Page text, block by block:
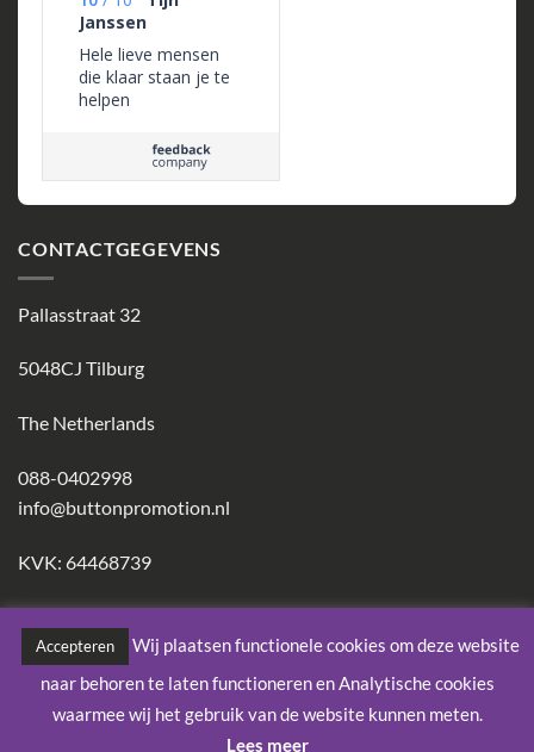
Janssen
Hele lieve mensen
die klaar staan je te
helpen
CONTACTGEGEVENS
Pallasstraat 32
5048CJ Tilburg
The Netherlands
088-0402998
info@buttonpromotion.nl
KVK: 64468739
IDeal
Copyright 2026 © Button Promotion
Accepteren
Wij plaatsen functionele cookies om deze website
naar behoren te laten functioneren en Analytische cookies
waarmee wij het gebruik van de website kunnen meten.
Lees meer